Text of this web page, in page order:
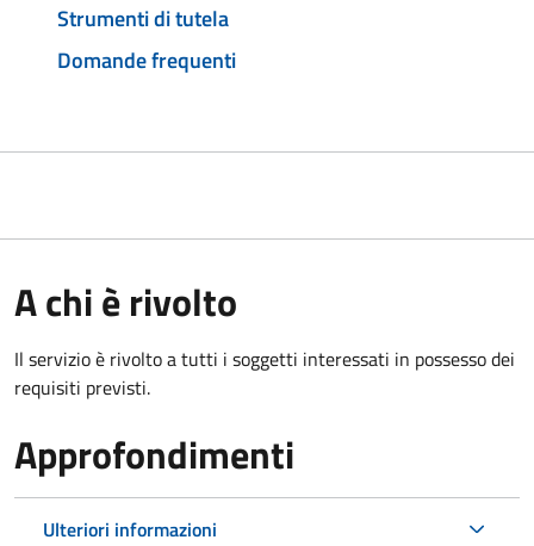
Strumenti di tutela
Domande frequenti
A chi è rivolto
Il servizio è rivolto a tutti i soggetti interessati in possesso dei
requisiti previsti.
Approfondimenti
Ulteriori informazioni